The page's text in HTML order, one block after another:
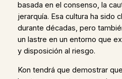
basada en el consenso, la
jerarquía. Esa cultura ha sido
durante décadas, pero
un lastre en un entorno que
y disposición al riesgo.
Kon tendrá que demostrar